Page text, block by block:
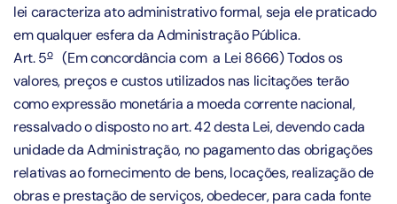
lei caracteriza ato administrativo formal, seja ele praticado
em qualquer esfera da Administração Pública.
Art. 5o(Em concordância com a Lei 8666) Todos os
valores, preços e custos utilizados nas licitações terão
como expressão monetária a moeda corrente nacional,
ressalvado o disposto no art. 42 desta Lei, devendo cada
unidade da Administração, no pagamento das obrigações
relativas ao fornecimento de bens, locações, realização de
obras e prestação de serviços, obedecer, para cada fonte